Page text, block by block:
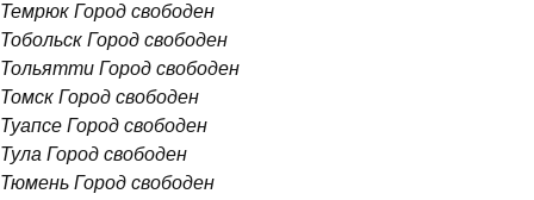
Темрюк Город свободен
Тобольск Город свободен
Тольятти Город свободен
Томск Город свободен
Туапсе Город свободен
Тула Город свободен
Тюмень Город свободен